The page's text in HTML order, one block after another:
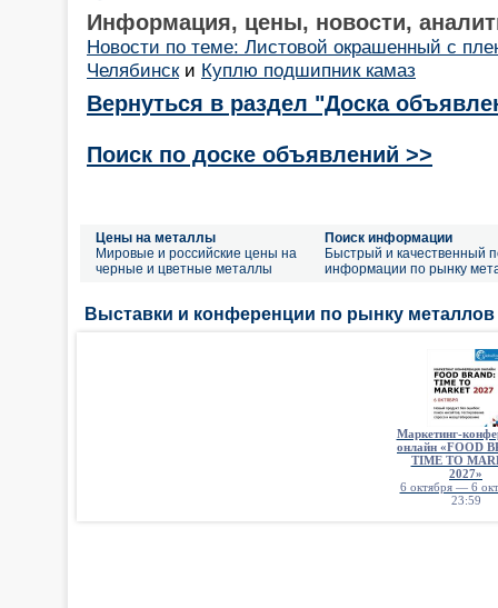
Информация, цены, новости,
Новости по теме: Листовой окрашенный с
Челябински Куплю подшипник камаз
Вернуться в раздел "Доска
Поиск по доске объявлений >>
Цены на металлы
Мировые и российские цены на
черные и цветные металлы
Поиск информации
Быстрый и качественный
информации по рынку
Выставки и конференции по рынку
Маркетинг-
онлайн «FOOD
TIME TO
2027»
6 октября — 6
23:59